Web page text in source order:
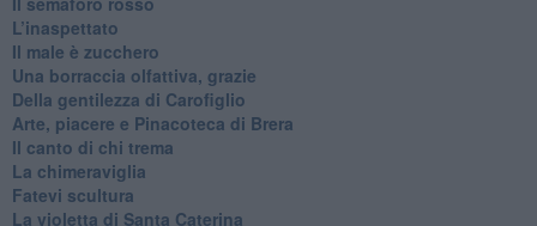
​L’inaspettato
​Il male è zucchero
​Una borraccia olfattiva, grazie
​Della gentilezza di Carofiglio
Arte, piacere e Pinacoteca di Brera
​Il canto di chi trema
La chimeraviglia
​Fatevi scultura
​La violetta di Santa Caterina